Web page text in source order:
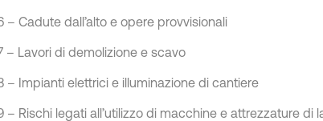
– Cadute dall’alto e opere provvisionali
– Lavori di demolizione e scavo
– Impianti elettrici e illuminazione di cantiere
– Rischi legati all’utilizzo di macchine e attrezzature di